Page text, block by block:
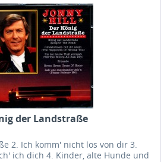
der Landstraße
2. Ich komm' nicht los von dir 3.
ich dich 4. Kinder, alte Hunde und